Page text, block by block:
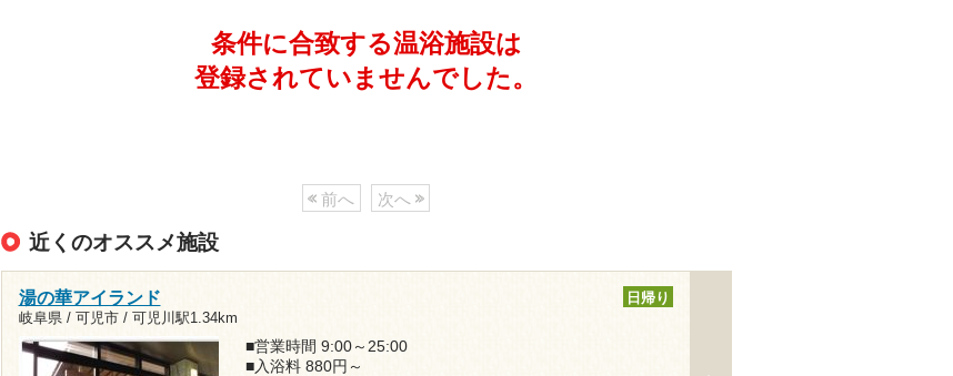
条件に合致する温浴施設は
登録されていませんでした。
前へ 次へ
近くのオススメ施設
湯の華アイランド
岐阜県 / 可児市 / 可児川駅1.34km
日帰り
■営業時間 9:00～25:00
■入浴料 880円～